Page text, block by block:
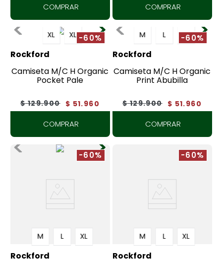
COMPRAR COMPRAR
-60%
XL XL
Rockford
Camiseta M/C H Organic
Pocket Pale
$ 129.900 $ 51.960
COMPRAR
-60%
M L XL
Rockford
Camiseta M/C H Organic
Print Abubilla
$ 129.900 $ 51.960
COMPRAR
-60%
M L XL
Rockford
-60%
M L XL
Rockford